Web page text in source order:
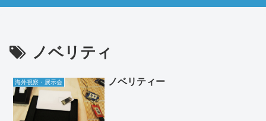
ノベリティ
海外視察・展示会 ノベリティー